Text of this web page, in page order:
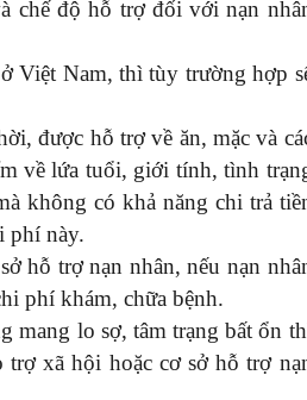
chế độ hỗ trợ đối với nạn
Việt Nam, thì tùy trường hợp
được hỗ trợ về ăn, mặc và
về lứa tuổi, giới tính, tình
không có khả năng chi trả
phí này.
hỗ trợ nạn nhân, nếu nạn
phí khám, chữa bệnh.
mang lo sợ, tâm trạng bất ổn
xã hội hoặc cơ sở hỗ trợ